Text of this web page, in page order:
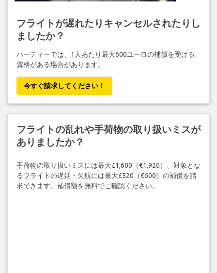
フライトが遅れたりキャンセルされたりし
ましたか？
パーティーでは、1人あたり最大600ユーロの補償を受ける
資格がある場合があります。
今すぐ請求してください！
フライトの乱れや手荷物の取り扱いミスが
ありましたか？
手荷物の取り扱いミスには最大£1,600（€1,920）、対象とな
るフライトの遅延・欠航には最大£520（€600）の補償を請
求できます。補償額を無料でご確認ください。